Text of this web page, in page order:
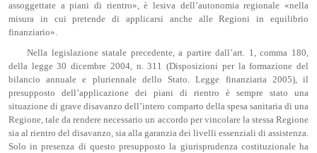
assoggettate a piani di rientro», è lesiva dell’autonomia regionale «nella
misura in cui pretende di applicarsi anche alle Regioni in equilibrio
finanziario».
Nella legislazione statale precedente, a partire dall’art. 1, comma 180,
della legge 30 dicembre 2004, n. 311 (Disposizioni per la formazione del
bilancio annuale e pluriennale dello Stato. Legge finanziaria 2005), il
presupposto dell’applicazione dei piani di rientro è sempre stato una
situazione di grave disavanzo dell’intero comparto della spesa sanitaria di una
Regione, tale da rendere necessario un accordo per vincolare la stessa Regione
sia al rientro del disavanzo, sia alla garanzia dei livelli essenziali di assistenza.
Solo in presenza di questo presupposto la giurisprudenza costituzionale ha